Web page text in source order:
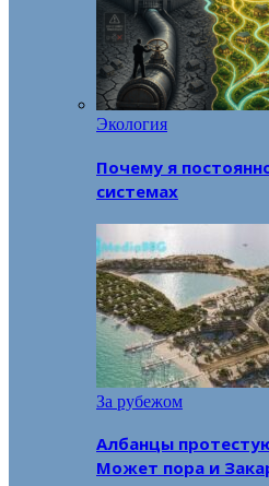
Экология
Почему я
системах
За рубежом
Албанцы
Может пора и